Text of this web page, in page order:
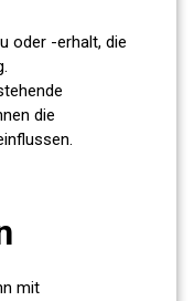
oder -erhalt, die
die
mit